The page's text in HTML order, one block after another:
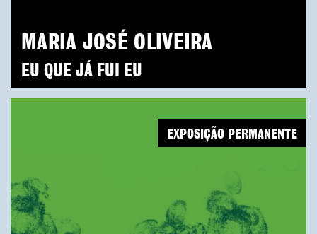
MARIA JOSÉ OLIVEIRA
EU QUE JÁ FUI EU
EXPOSIÇÃO PERMANENTE